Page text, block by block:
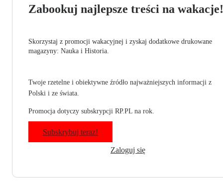
Zabookuj najlepsze treści na wakacje!
Skorzystaj z promocji wakacyjnej i zyskaj dodatkowe drukowane
magazyny: Nauka i Historia.
Twoje rzetelne i obiektywne źródło najważniejszych informacji z
Polski i ze świata.
Promocja dotyczy subskrypcji RP.PL na rok.
Subskrybuj teraz!
Zaloguj się